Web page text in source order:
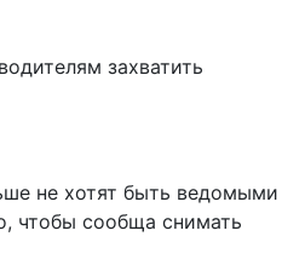
захватить
не хотят быть ведомыми
чтобы сообща снимать